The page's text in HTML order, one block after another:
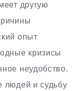
другую
опыт
кризисы
неудобство.
людей и судьбу